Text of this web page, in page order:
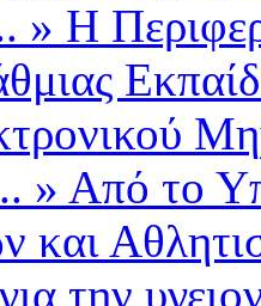
» Η
» Από το
την